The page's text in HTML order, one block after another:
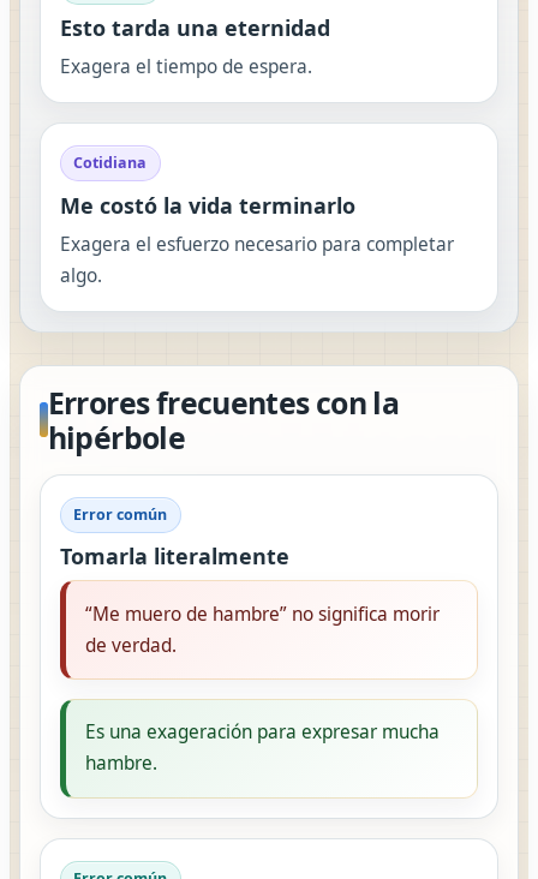
Esto tarda una eternidad
Exagera el tiempo de espera.
Cotidiana
Me costó la vida terminarlo
Exagera el esfuerzo necesario para completar
algo.
Errores frecuentes con la
hipérbole
Error común
Tomarla literalmente
“Me muero de hambre” no significa morir
de verdad.
Es una exageración para expresar mucha
hambre.